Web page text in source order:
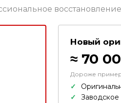
Новый
≈ 70
Дороже
Заводское